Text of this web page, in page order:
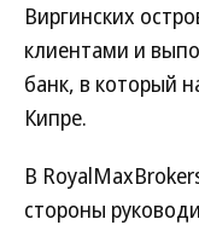
Виргинских
клиентами и
банк, в который
Кипре.
В
стороны